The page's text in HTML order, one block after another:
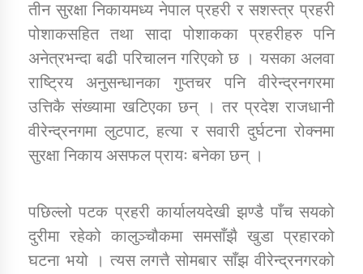
कर्णाली प्रविधि शिक्षालय जुम्लाको सुचना
सामाजिक बिकास कार्यालय जुम्लाकाे सुचना
तीन सुरक्षा निकायमध्य नेपाल प्रहरी र सशस्त्र प्रहरी
पोशाकसहित तथा सादा पोशाकका प्रहरीहरु पनि
अनेत्रभन्दा बढी परिचालन गरिएको छ । यसका अलवा
राष्ट्रिय अनुसन्धानका गुप्तचर पनि वीरेन्द्रनगरमा
उत्तिकै संख्यामा खटिएका छन् । तर प्रदेश राजधानी
वीरेन्द्रनगमा लुटपाट, हत्या र सवारी दुर्घटना रोक्नमा
सुरक्षा निकाय असफल प्रायः बनेका छन् ।
पछिल्लो पटक प्रहरी कार्यालयदेखी झण्डै पाँच सयको
दुरीमा रहेको कालुञ्चौकमा समसाँझै खुडा प्रहारको
घटना भयो । त्यस लगत्तै सोमबार साँझ वीरेन्द्रनगरको